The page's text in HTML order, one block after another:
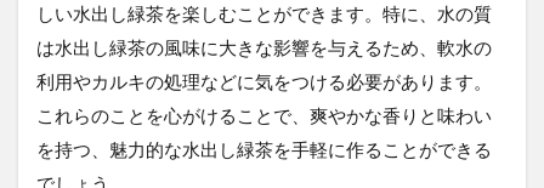
しい水出し緑茶を楽しむことができます。特に、水の質
は水出し緑茶の風味に大きな影響を与えるため、軟水の
利用やカルキの処理などに気をつける必要があります。
これらのことを心がけることで、爽やかな香りと味わい
を持つ、魅力的な水出し緑茶を手軽に作ることができる
でしょう。